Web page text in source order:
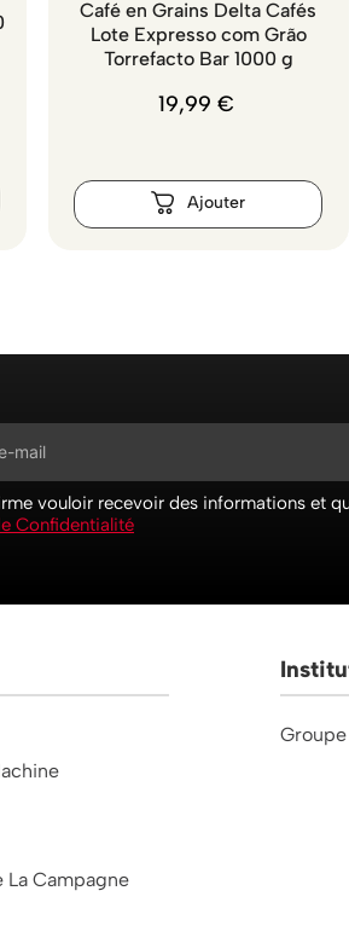
Café en Grains Delta Cafés
Lote Expresso com Grão
Torrefacto Bar 1000 g
19,99 €
vouloir recevoir des informations et
Confidentialité
Campagne